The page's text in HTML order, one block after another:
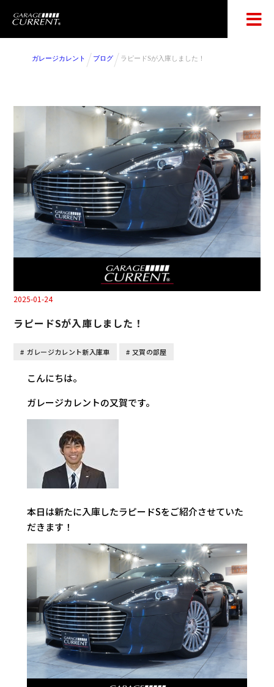
ガレージカレント ブログ ラピードSが入庫しました！
2025-01-24
ラピードSが入庫しました！
ガレージカレント新入庫車 又賀の部屋
こんにちは。
ガレージカレントの又賀です。
本日は新たに入庫したラピードSをご紹介させていた
だきます！